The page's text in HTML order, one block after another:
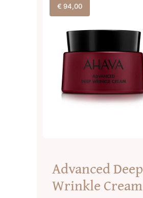
€ 94,00
Advanced Deep
Wrinkle Cream